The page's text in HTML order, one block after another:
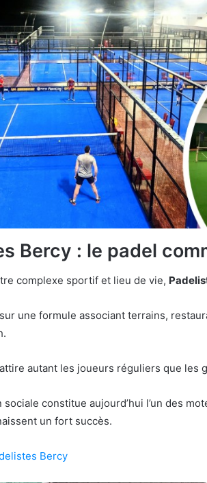
Bercy : le padel
complexe sportif et lieu de vie,
sur une formule associant terrains,
attire autant les joueurs réguliers que
sociale constitue aujourd’hui l’un des
un fort succès.
Bercy